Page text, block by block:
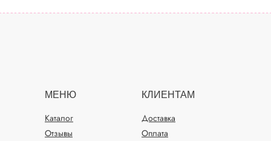
МЕНЮ КЛИЕНТАМ
Каталог Доставка
Оплата
Отзывы